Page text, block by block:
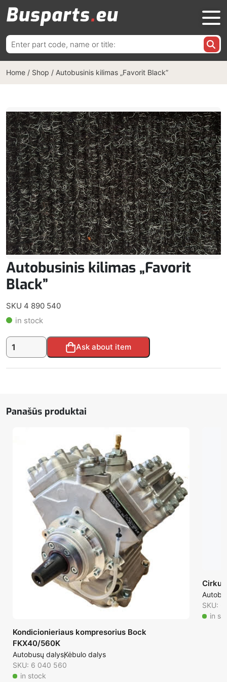
Ieškoti:
Home / Shop / Autobusinis kilimas „Favorit Black”
Autobusinis kilimas „Favorit
Black”
SKU 4 890 540
in stock
produkto
kiekis:
Ask about item
Alternative:
Panašūs produktai
Kondicionieriaus kompresorius Bock
FKX40/560K
Autobusų dalysKėbulo dalys
SKU: 6 040 560
in stock
SKU:
in